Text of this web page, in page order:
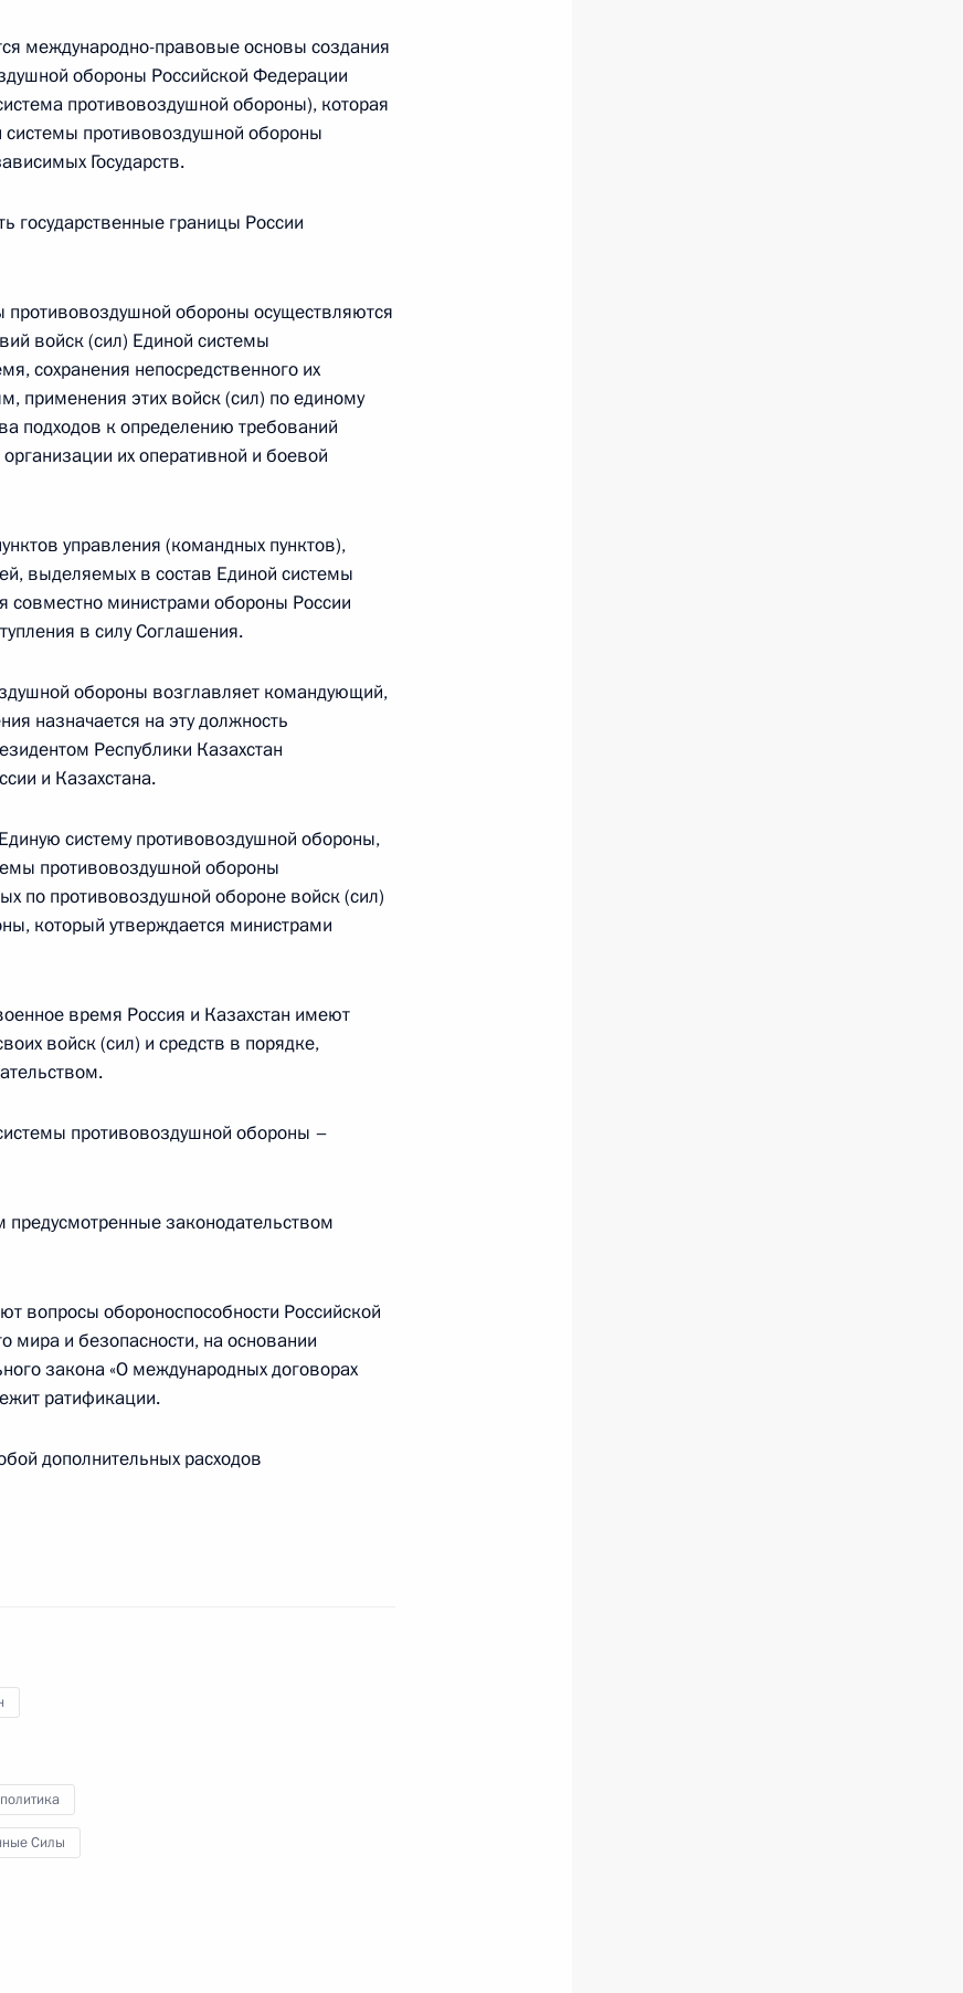
турецкого соглашения о местах
федерального закона о порядке отбора
федерального конституционного закона
системе
шерпой в «большой двадцатке»
десантного училища орденом Суворова
обороны
международно-правовые основы создания
обороны Российской Федерации
противовоздушной обороны), которая
системы противовоздушной обороны
Государств.
государственные границы России
обороны осуществляются
войск (сил) Единой системы
сохранения непосредственного их
применения этих войск (сил) по единому
подходов к определению требований
их оперативной и боевой
управления (командных пунктов),
выделяемых в состав Единой системы
совместно министрами обороны России
в силу Соглашения.
обороны возглавляет командующий,
назначается на эту должность
Республики Казахстан
и Казахстана.
систему противовоздушной обороны,
противовоздушной обороны
по противовоздушной обороне войск (сил)
который утверждается министрами
время Россия и Казахстан имеют
войск (сил) и средств в порядке,
противовоздушной обороны –
законодательством
вопросы обороноспособности Российской
мира и безопасности, на основании
закона «О международных договорах
ратификации.
дополнительных расходов
Силы